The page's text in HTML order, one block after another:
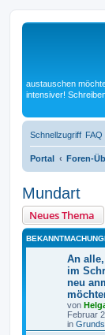
austauschen
intensiver!
Schnellzugriff FAQ
Portal Foren-
Mundart
Neues Thema
An
im
neu
von
Februar
in